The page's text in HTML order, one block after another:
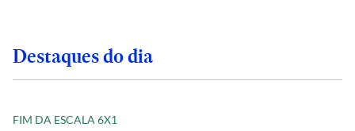
Destaques do dia
FIM DA ESCALA 6X1